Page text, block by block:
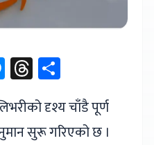
Messenger
Threads
दृश्य चाँडै पूर्ण
सुरू गरिएको छ ।